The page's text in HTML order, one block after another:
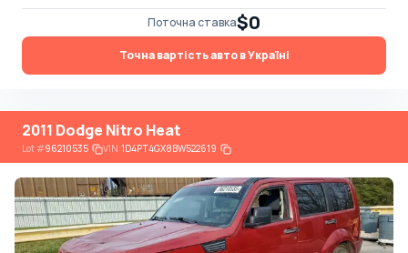
Поточна ставка$0
Точна вартість авто в Україні
2011 Dodge Nitro Heat
Lot#96210535 VIN:1D4PT4GX8BW522619